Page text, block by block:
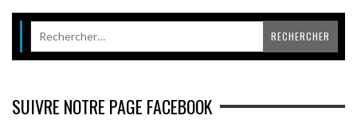
SUIVRE NOTRE PAGE FACEBOOK